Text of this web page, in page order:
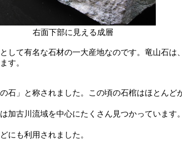
右面下部に見える成層
て有名な石材の一大産地なのです。竜山石は
す。
」と称されました。この頃の石棺はほとんど
古川流域を中心にたくさん見つかっています
にも利用されました。